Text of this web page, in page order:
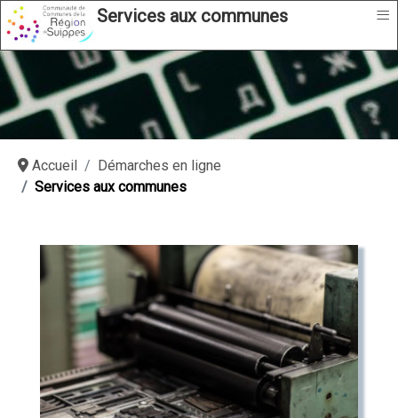
Services aux communes ≡
Accueil
Démarches en ligne
Services aux communes